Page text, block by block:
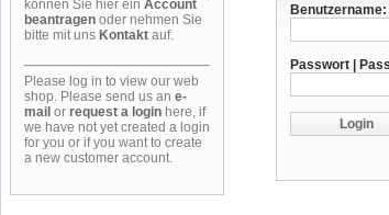
können Sie hier ein Account
beantragen oder nehmen Sie
bitte mit uns Kontakt auf.
Please log in to view our web
shop. Please send us an e-
mail or request a login here, if
we have not yet created a login
for you or if you want to create
a new customer account.
Passwort |